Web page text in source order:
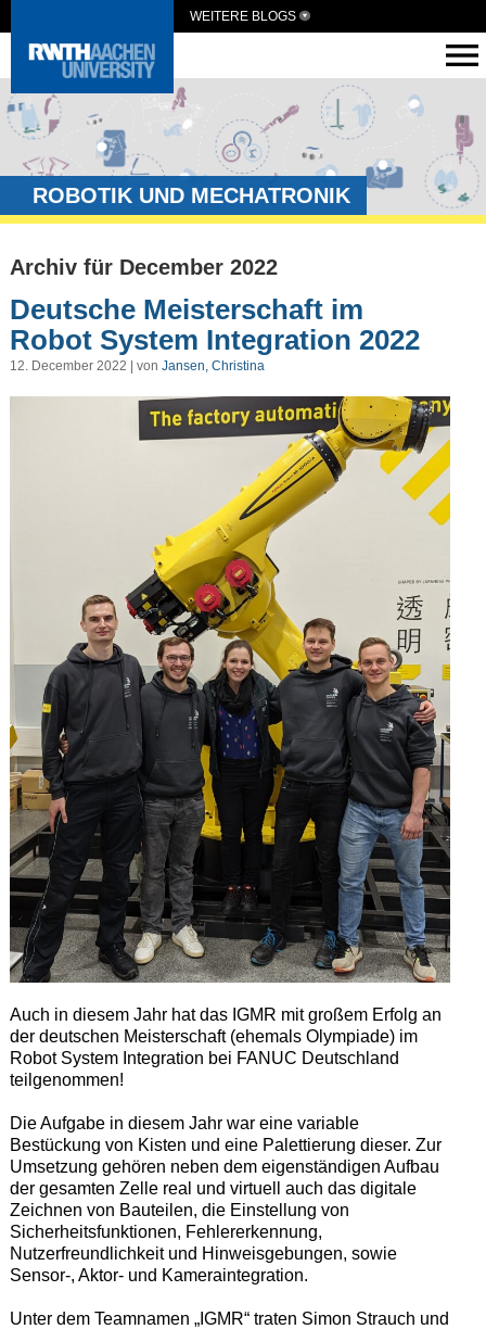
WEITERE BLOGS
ROBOTIK UND MECHATRONIK
Archiv für December 2022
Deutsche Meisterschaft im
Robot System Integration 2022
12. December 2022 | von Jansen, Christina
Auch in diesem Jahr hat das IGMR mit großem Erfolg an
der deutschen Meisterschaft (ehemals Olympiade) im
Robot System Integration bei FANUC Deutschland
teilgenommen!
Die Aufgabe in diesem Jahr war eine variable
Bestückung von Kisten und eine Palettierung dieser. Zur
Umsetzung gehören neben dem eigenständigen Aufbau
der gesamten Zelle real und virtuell auch das digitale
Zeichnen von Bauteilen, die Einstellung von
Sicherheitsfunktionen, Fehlererkennung,
Nutzerfreundlichkeit und Hinweisgebungen, sowie
Sensor-, Aktor- und Kameraintegration.
Unter dem Teamnamen „IGMR“ traten Simon Strauch und